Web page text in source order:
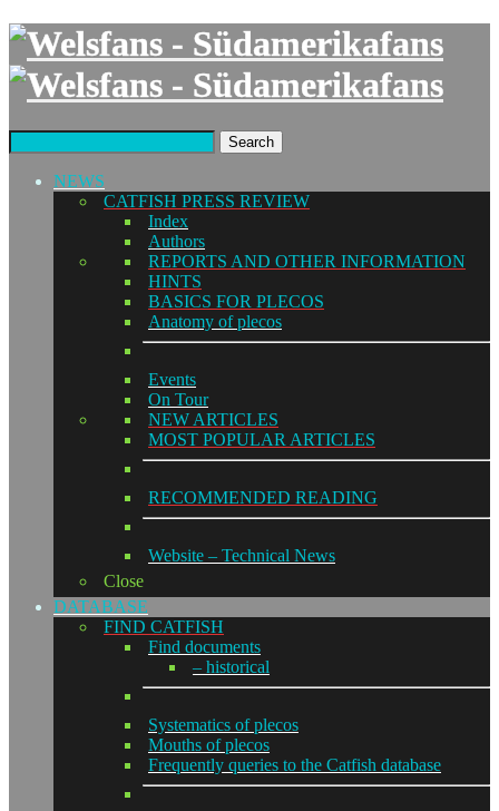
Search
NEWS
CATFISH PRESS REVIEW
Index
Authors
REPORTS AND OTHER INFORMATION
HINTS
BASICS FOR PLECOS
Anatomy of plecos
Events
On Tour
NEW ARTICLES
MOST POPULAR ARTICLES
RECOMMENDED READING
Website – Technical News
Close
DATABASE
FIND CATFISH
Find documents
– historical
Systematics of plecos
Mouths of plecos
Frequently queries to the Catfish database